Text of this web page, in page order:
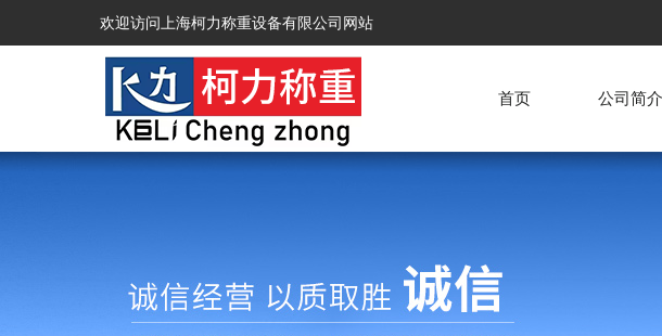
欢迎访问上海柯力称重设备有限公司网站
首页 公司简介